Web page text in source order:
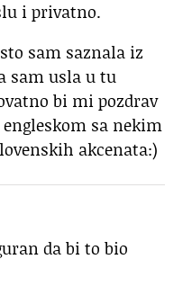
i privatno.
sam saznala iz
sam usla u tu
bi mi pozdrav
sa nekim
akcenata:)
da bi to bio